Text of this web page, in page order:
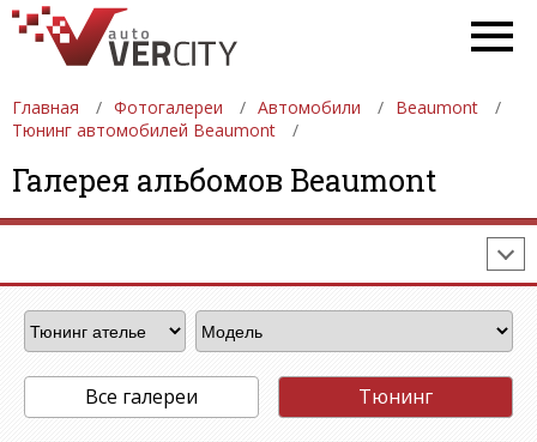
Главная Фотогалереи Автомобили
Beaumont
Тюнинг автомобилей Beaumont
Галерея альбомов Beaumont
ФОТОГАЛЕРЕИ АВТОМОБИЛИ
АВТОСАЛОНЫ
ФОРМУЛА-1
Все галереи Тюнинг